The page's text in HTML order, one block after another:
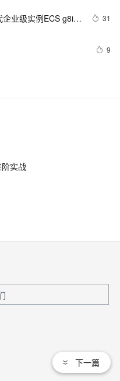
业级实例ECS g8i正
31
9
（附：直播流地
程全流程（5分钟上
实战
下一篇